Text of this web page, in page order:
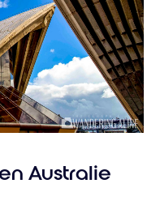
Australie